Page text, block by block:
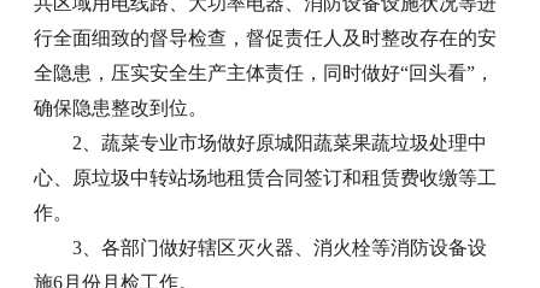
行全面细致的督导检查，督促责任人及时整改存在的安
全隐患，压实安全生产主体责任，同时做好“回头看”，
确保隐患整改到位。
2、蔬菜专业市场做好原城阳蔬菜果蔬垃圾处理中
心、原垃圾中转站场地租赁合同签订和租赁费收缴等工
作。
3、各部门做好辖区灭火器、消火栓等消防设备设
施6月份月检工作。